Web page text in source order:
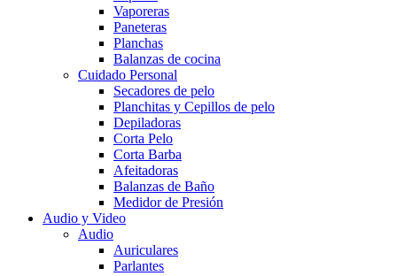
Vaporeras
Paneteras
Planchas
Balanzas de cocina
Cuidado Personal
Secadores de pelo
Planchitas y Cepillos de pelo
Depiladoras
Corta Pelo
Corta Barba
Afeitadoras
Balanzas de Baño
Medidor de Presión
Audio y Video
Audio
Auriculares
Parlantes